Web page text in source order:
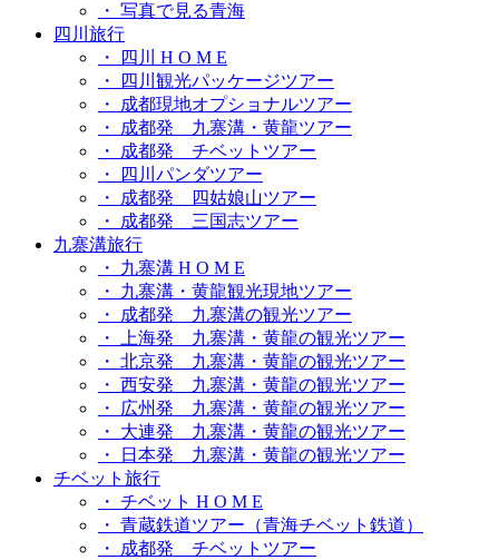
・ 写真で見る青海
四川旅行
・ 四川 H O M E
・ 四川観光パッケージツアー
・ 成都現地オプショナルツアー
・ 成都発 九寨溝・黄龍ツアー
・ 成都発 チベットツアー
・ 四川パンダツアー
・ 成都発 四姑娘山ツアー
・ 成都発 三国志ツアー
九寨溝旅行
・ 九寨溝 H O M E
・ 九寨溝・黄龍観光現地ツアー
・ 成都発 九寨溝の観光ツアー
・ 上海発 九寨溝・黄龍の観光ツアー
・ 北京発 九寨溝・黄龍の観光ツアー
・ 西安発 九寨溝・黄龍の観光ツアー
・ 広州発 九寨溝・黄龍の観光ツアー
・ 大連発 九寨溝・黄龍の観光ツアー
・ 日本発 九寨溝・黄龍の観光ツアー
チベット旅行
・ チベット H O M E
・ 青蔵鉄道ツアー（青海チベット鉄道）
・ 成都発 チベットツアー